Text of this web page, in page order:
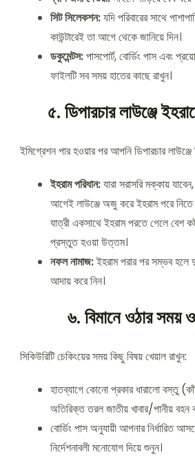
সিট সিলেকশন:যদি পরিবারের সাথে
কাউন্টারেই তা আগে থেকে জানিয়ে দিন।
ডকুমেন্টস:পাসপোর্ট, বোর্ডিং পাস এবং
ফাইলটি সব সময় হাতের কাছে রাখুন।
৫. ডিপারচার লাউঞ্জে
ইমিগ্রেশন পার হওয়ার পর আপনি ডিপারচার লাউঞ্জে
ইহরাম পরিধান:যারা সরাসরি মক্কায়
আগেই লাউঞ্জে অজু করে ইহরাম পরে নিতে
যাত্রী একসাথে ইহরাম পরতে গেলে বেশ
প্রস্তুত হওয়া উত্তম।
নফল নামাজ:ইহরাম পরার পর সম্ভব হলে
আদায় করে নিন।
৬. বিমানে ওঠার সময়
সিকিউরিটি চেকিংয়ের সময় কিছু বিষয় খেয়াল রাখুন:
হাতব্যাগে কোনো প্রকার ধারালো বস্তু
অতিরিক্ত তরল জাতীয় খাবার/পানীয় বহন
বোর্ডিং পাস অনুযায়ী আপনার নির্ধারিত
নির্দেশনাবলী মনোযোগ দিয়ে শুনুন।